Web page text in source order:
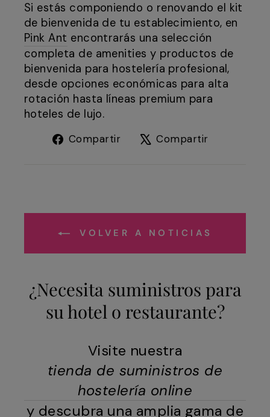
Si estás componiendo o renovando el kit
de bienvenida de tu establecimiento, en
Pink Ant encontrarás una selección
completa de amenities y productos de
bienvenida para hostelería profesional,
desde opciones económicas para alta
rotación hasta líneas premium para
hoteles de lujo.
Compartir
Compartir
Compartir
VOLVER A NOTICIAS
¿Necesita suministros para
su hotel o restaurante?
Visite nuestra
tienda de suministros de
hostelería online
y descubra una amplia gama de